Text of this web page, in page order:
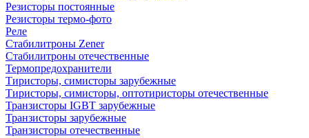
Резисторы постоянные
Резисторы термо-фото
Реле
Стабилитроны Zener
Стабилитроны отечественные
Термопредохранители
Тиристоры, симисторы зарубежные
Тиристоры, симисторы, оптотиристоры отечественные
Транзисторы IGBT зарубежные
Транзисторы зарубежные
Транзисторы отечественные